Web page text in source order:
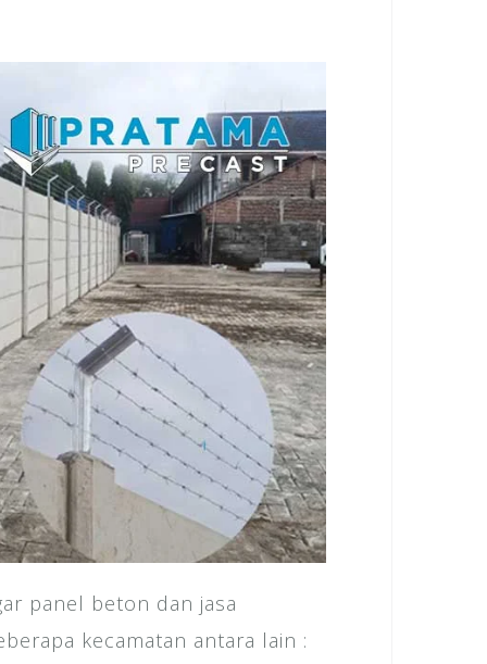
panel beton dan jasa
kecamatan antara lain :